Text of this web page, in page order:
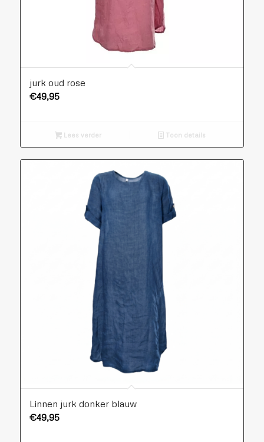
jurk oud rose
€49,95
Lees verder Toon details
Linnen jurk donker blauw
€49,95